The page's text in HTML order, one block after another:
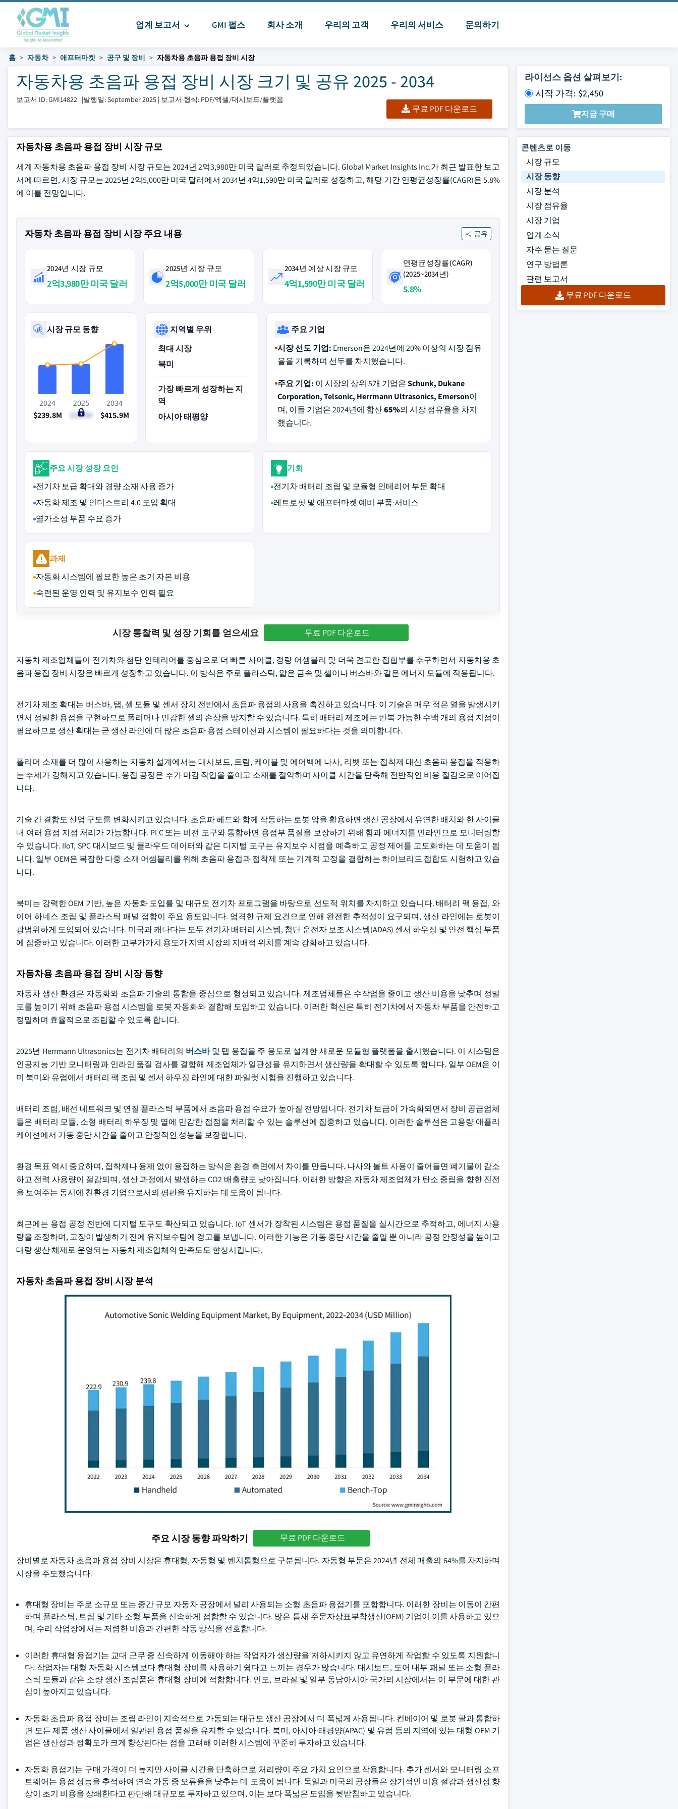
업계 보고서 GMI 펄스 회사 소개 우리의 고객 우리의 서비스 문의하기
홈 자동차 애프터마켓 공구 및 장비 자동차용 초음파 용접 장비 시장
자동차용 초음파 용접 장비 시장 크기 및 공유 2025 - 2034
보고서 ID: GMI14822 |발행일: September 2025 | 보고서 형식: PDF/엑셀/대시보드/플랫폼
무료 PDF 다운로드
라이선스 옵션 살펴보기:
시작 가격: $2,450
지금 구매
자동차용 초음파 용접 장비 시장 규모
세계 자동차용 초음파 용접 장비 시장 규모는 2024년 2억3,980만 미국 달러로 추정되었습니다. Global Market Insights Inc.가 최근 발표한 보고
서에 따르면, 시장 규모는 2025년 2억5,000만 미국 달러에서 2034년 4억1,590만 미국 달러로 성장하고, 해당 기간 연평균성장률(CAGR)은 5.8%
에 이를 전망입니다.
자동차 초음파 용접 장비 시장 주요 내용 공유
2024년 시장 규모
2억3,980만 미국 달러
2025년 시장 규모
2억5,000만 미국 달러
2034년 예상 시장 규모
4억1,590만 미국 달러
연평균성장률(CAGR)
(2025~2034년)
5.8%
시장 규모 동향
2024
$239.8M
2025
$250M
2034
$415.9M
지역별 우위
최대 시장
북미
가장 빠르게 성장하는 지
역
아시아 태평양
주요 기업
시장 선도 기업: Emerson은 2024년에 20% 이상의 시장 점유
율을 기록하며 선두를 차지했습니다.
주요 기업: 이 시장의 상위 5개 기업은Schunk, Dukane
Corporation, Telsonic, Herrmann Ultrasonics, Emerson이
며, 이들 기업은 2024년에 합산65%의 시장 점유율을 차지
했습니다.
주요 시장 성장 요인
전기차 보급 확대와 경량 소재 사용 증가
자동화 제조 및 인더스트리 4.0 도입 확대
열가소성 부품 수요 증가
기회
전기차 배터리 조립 및 모듈형 인테리어 부문 확대
레트로핏 및 애프터마켓 예비 부품·서비스
과제
자동화 시스템에 필요한 높은 초기 자본 비용
숙련된 운영 인력 및 유지보수 인력 필요
시장 통찰력 및 성장 기회를 얻으세요 무료 PDF 다운로드
자동차 제조업체들이 전기차와 첨단 인테리어를 중심으로 더 빠른 사이클, 경량 어셈블리 및 더욱 견고한 접합부를 추구하면서 자동차용 초
음파 용접 장비 시장은 빠르게 성장하고 있습니다. 이 방식은 주로 플라스틱, 얇은 금속 및 셀이나 버스바와 같은 에너지 모듈에 적용됩니다.
전기차 제조 확대는 버스바, 탭, 셀 모듈 및 센서 장치 전반에서 초음파 용접의 사용을 촉진하고 있습니다. 이 기술은 매우 적은 열을 발생시키
면서 정밀한 용접을 구현하므로 폴리머나 민감한 셀의 손상을 방지할 수 있습니다. 특히 배터리 제조에는 반복 가능한 수백 개의 용접 지점이
필요하므로 생산 확대는 곧 생산 라인에 더 많은 초음파 용접 스테이션과 시스템이 필요하다는 것을 의미합니다.
폴리머 소재를 더 많이 사용하는 자동차 설계에서는 대시보드, 트림, 케이블 및 에어백에 나사, 리벳 또는 접착제 대신 초음파 용접을 적용하
는 추세가 강해지고 있습니다. 용접 공정은 추가 마감 작업을 줄이고 소재를 절약하며 사이클 시간을 단축해 전반적인 비용 절감으로 이어집
니다.
기술 간 결합도 산업 구도를 변화시키고 있습니다. 초음파 헤드와 함께 작동하는 로봇 암을 활용하면 생산 공장에서 유연한 배치와 한 사이클
내 여러 용접 지점 처리가 가능합니다. PLC 또는 비전 도구와 통합하면 용접부 품질을 보장하기 위해 힘과 에너지를 인라인으로 모니터링할
수 있습니다. IIoT, SPC 대시보드 및 클라우드 데이터와 같은 디지털 도구는 유지보수 시점을 예측하고 공정 제어를 고도화하는 데 도움이 됩
니다. 일부 OEM은 복잡한 다중 소재 어셈블리를 위해 초음파 용접과 접착제 또는 기계적 고정을 결합하는 하이브리드 접합도 시험하고 있습
니다.
북미는 강력한 OEM 기반, 높은 자동화 도입률 및 대규모 전기차 프로그램을 바탕으로 선도적 위치를 차지하고 있습니다. 배터리 팩 용접, 와
이어 하네스 조립 및 플라스틱 패널 접합이 주요 용도입니다. 엄격한 규제 요건으로 인해 완전한 추적성이 요구되며, 생산 라인에는 로봇이
광범위하게 도입되어 있습니다. 미국과 캐나다는 모두 전기차 배터리 시스템, 첨단 운전자 보조 시스템(ADAS) 센서 하우징 및 안전 핵심 부품
에 집중하고 있습니다. 이러한 고부가가치 용도가 지역 시장의 지배적 위치를 계속 강화하고 있습니다.
자동차용 초음파 용접 장비 시장 동향
자동차 생산 환경은 자동화와 초음파 기술의 통합을 중심으로 형성되고 있습니다. 제조업체들은 수작업을 줄이고 생산 비용을 낮추며 정밀
도를 높이기 위해 초음파 용접 시스템을 로봇 자동화와 결합해 도입하고 있습니다. 이러한 혁신은 특히 전기차에서 자동차 부품을 안전하고
정밀하며 효율적으로 조립할 수 있도록 합니다.
2025년 Herrmann Ultrasonics는 전기차 배터리의 버스바및 탭 용접을 주 용도로 설계한 새로운 모듈형 플랫폼을 출시했습니다. 이 시스템은
인공지능 기반 모니터링과 인라인 품질 검사를 결합해 제조업체가 일관성을 유지하면서 생산량을 확대할 수 있도록 합니다. 일부 OEM은 이
미 북미와 유럽에서 배터리 팩 조립 및 센서 하우징 라인에 대한 파일럿 시험을 진행하고 있습니다.
배터리 조립, 배선 네트워크 및 연질 플라스틱 부품에서 초음파 용접 수요가 높아질 전망입니다. 전기차 보급이 가속화되면서 장비 공급업체
들은 배터리 모듈, 소형 배터리 하우징 및 열에 민감한 접점을 처리할 수 있는 솔루션에 집중하고 있습니다. 이러한 솔루션은 고용량 애플리
케이션에서 가동 중단 시간을 줄이고 안정적인 성능을 보장합니다.
환경 목표 역시 중요하며, 접착제나 용제 없이 용접하는 방식은 환경 측면에서 차이를 만듭니다. 나사와 볼트 사용이 줄어들면 폐기물이 감소
하고 전력 사용량이 절감되며, 생산 과정에서 발생하는 CO2 배출량도 낮아집니다. 이러한 방향은 자동차 제조업체가 탄소 중립을 향한 진전
을 보여주는 동시에 친환경 기업으로서의 평판을 유지하는 데 도움이 됩니다.
최근에는 용접 공정 전반에 디지털 도구도 확산되고 있습니다. IoT 센서가 장착된 시스템은 용접 품질을 실시간으로 추적하고, 에너지 사용
량을 조정하며, 고장이 발생하기 전에 유지보수팀에 경고를 보냅니다. 이러한 기능은 가동 중단 시간을 줄일 뿐 아니라 공정 안정성을 높이고
대량 생산 체제로 운영되는 자동차 제조업체의 만족도도 향상시킵니다.
자동차 초음파 용접 장비 시장 분석
주요 시장 동향 파악하기 무료 PDF 다운로드
장비별로 자동차 초음파 용접 장비 시장은 휴대형, 자동형 및 벤치톱형으로 구분됩니다. 자동형 부문은 2024년 전체 매출의 64%를 차지하며
시장을 주도했습니다.
휴대형 장비는 주로 소규모 또는 중간 규모 자동차 공장에서 널리 사용되는 소형 초음파 용접기를 포함합니다. 이러한 장비는 이동이 간편
하며 플라스틱, 트림 및 기타 소형 부품을 신속하게 접합할 수 있습니다. 많은 틈새 주문자상표부착생산(OEM) 기업이 이를 사용하고 있으
며, 수리 작업장에서는 저렴한 비용과 간편한 작동 방식을 선호합니다.
이러한 휴대형 용접기는 교대 근무 중 신속하게 이동해야 하는 작업자가 생산량을 저하시키지 않고 유연하게 작업할 수 있도록 지원합니
다. 작업자는 대형 자동화 시스템보다 휴대형 장비를 사용하기 쉽다고 느끼는 경우가 많습니다. 대시보드, 도어 내부 패널 또는 소형 플라
스틱 모듈과 같은 소량 생산 조립품은 휴대형 장비에 적합합니다. 인도, 브라질 및 일부 동남아시아 국가의 시장에서는 이 부문에 대한 관
심이 높아지고 있습니다.
자동화 초음파 용접 장비는 조립 라인이 지속적으로 가동되는 대규모 생산 공장에서 더 폭넓게 사용됩니다. 컨베이어 및 로봇 팔과 통합하
면 모든 제품 생산 사이클에서 일관된 용접 품질을 유지할 수 있습니다. 북미, 아시아·태평양(APAC) 및 유럽 등의 지역에 있는 대형 OEM 기
업은 생산성과 정확도가 크게 향상된다는 점을 고려해 이러한 시스템에 꾸준히 투자하고 있습니다.
자동화 용접기는 구매 가격이 더 높지만 사이클 시간을 단축하므로 처리량이 주요 가치 요인으로 작용합니다. 추가 센서와 모니터링 소프
트웨어는 용접 성능을 추적하여 연속 가동 중 오류율을 낮추는 데 도움이 됩니다. 독일과 미국의 공장들은 장기적인 비용 절감과 생산성 향
상이 초기 비용을 상쇄한다고 판단해 대규모로 투자하고 있으며, 이는 보다 폭넓은 도입을 뒷받침하고 있습니다.
콘텐츠로 이동
시장 규모
시장 동향
시장 분석
시장 점유율
시장 기업
업계 소식
자주 묻는 질문
연구 방법론
관련 보고서
무료 PDF 다운로드